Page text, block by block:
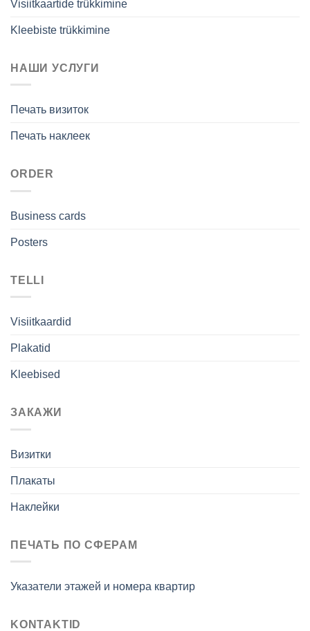
Visiitkaartide trükkimine
Kleebiste trükkimine
НАШИ УСЛУГИ
Печать визиток
Печать наклеек
ORDER
Business cards
Posters
TELLI
Visiitkaardid
Plakatid
Kleebised
ЗАКАЖИ
Визитки
Плакаты
Наклейки
ПЕЧАТЬ ПО СФЕРАМ
Указатели этажей и номера квартир
KONTAKTID